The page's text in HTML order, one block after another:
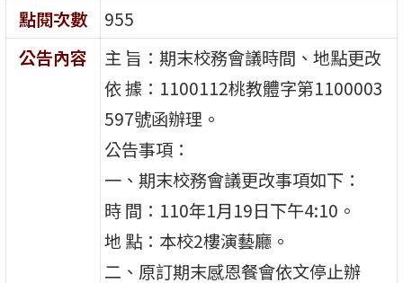
點閱次數
955
公告內容
主 旨：期末校務會議時間、地點更改
依 據：1100112桃教體字第1100003
597號函辦理。
公告事項：
一、期末校務會議更改事項如下：
時 間：110年1月19日下午4:10。
地 點：本校2樓演藝廳。
二、原訂期末感恩餐會依文停止辦